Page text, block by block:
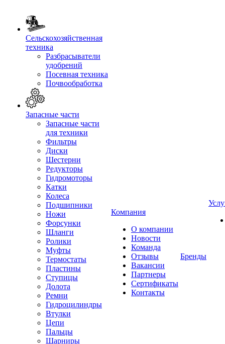
Сельскохозяйственная
техника
Разбрасыватели
удобрений
Посевная техника
Почвообработка
Запасные части
Запасные части
для техники
Фильтры
Диски
Шестерни
Редукторы
Гидромоторы
Катки
Колеса
Подшипники
Ножи
Форсунки
Шланги
Ролики
Муфты
Термостаты
Пластины
Ступицы
Долота
Ремни
Гидроцилиндры
Втулки
Цепи
Пальцы
Шарниры
Компания
О компании
Новости
Команда
Отзывы
Вакансии
Партнеры
Сертификаты
Контакты
Бренды